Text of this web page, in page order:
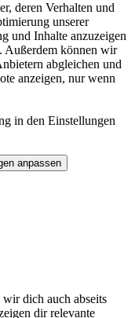
deren Verhalten und
unserer
und Inhalte anzuzeigen
Außerdem können wir
abgleichen und
anzeigen, nur wenn
in den Einstellungen
anpassen
dich auch abseits
dir relevante